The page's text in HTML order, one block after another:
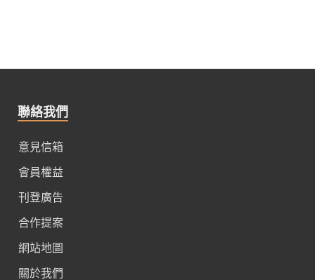
聯絡我們
意見信箱
會員權益
刊登廣告
合作提案
網站地圖
關於我們